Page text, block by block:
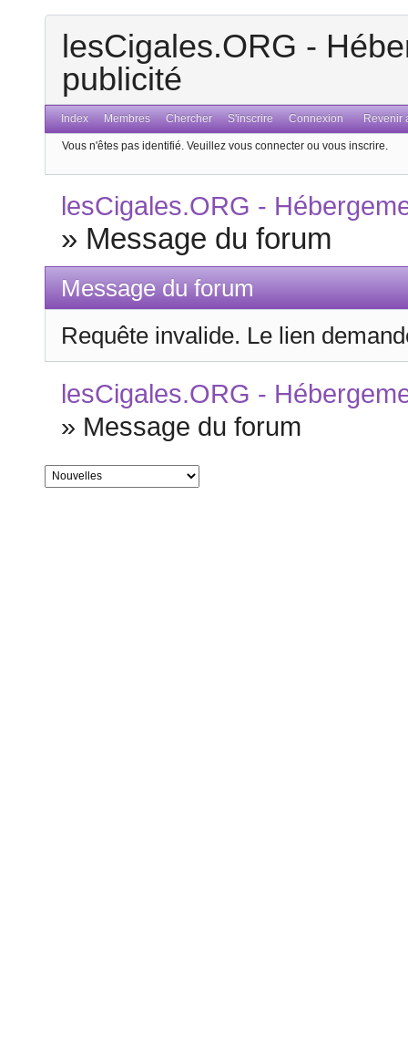
lesCigales.ORG -
publicité
Index Membres Chercher S'inscrire Connexion Revenir
Vous n'êtes pas identifié. Veuillez vous connecter ou vous inscrire.
lesCigales.ORG -
» Message du forum
Message du forum
Requête invalide. Le lien
lesCigales.ORG -
» Message du forum